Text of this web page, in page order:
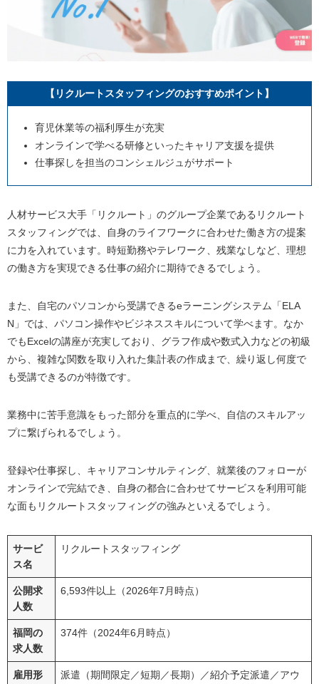
【リクルートスタッフィングのおすすめポイント】
育児休業等の福利厚生が充実
オンラインで学べる研修といったキャリア支援を提供
仕事探しを担当のコンシェルジュがサポート
人材サービス大手「リクルート」のグループ企業であるリクルート
スタッフィングでは、自身のライフワークに合わせた働き方の提案
に力を入れています。時短勤務やテレワーク、残業なしなど、理想
の働き方を実現できる仕事の紹介に期待できるでしょう。
また、自宅のパソコンから受講できるeラーニングシステム「ELA
N」では、パソコン操作やビジネススキルについて学べます。なか
でもExcelの講座が充実しており、グラフ作成や数式入力などの初級
から、複雑な関数を取り入れた集計表の作成まで、繰り返し何度で
も受講できるのが特徴です。
業務中に苦手意識をもった部分を重点的に学べ、自信のスキルアッ
プに繋げられるでしょう。
登録や仕事探し、キャリアコンサルティング、就業後のフォローが
オンラインで完結でき、自身の都合に合わせてサービスを利用可能
な面もリクルートスタッフィングの強みといえるでしょう。
サービ
ス名
リクルートスタッフィング
公開求
人数
6,593件以上（2026年7月時点）
福岡の
求人数
374件（2024年6月時点）
雇用形
派遣（期間限定／短期／長期）／紹介予定派遣／アウ